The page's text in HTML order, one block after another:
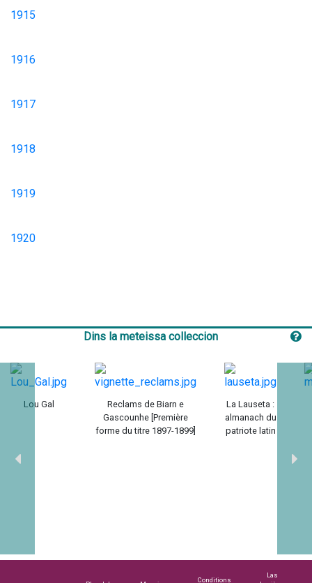
1915
1916
1917
1918
1919
1920
Dins la meteissa colleccion
Lou Gal
Reclams de Biarn e
Gascounhe [Première
forme du titre 1897-1899]
La Lauseta :
almanach du
patriote latin
Conditions
Las